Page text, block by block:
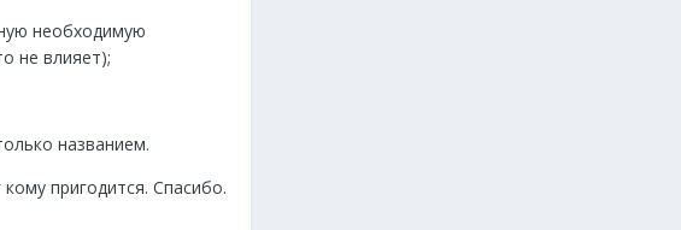
необходимую
не влияет);
названием.
пригодится. Спасибо.